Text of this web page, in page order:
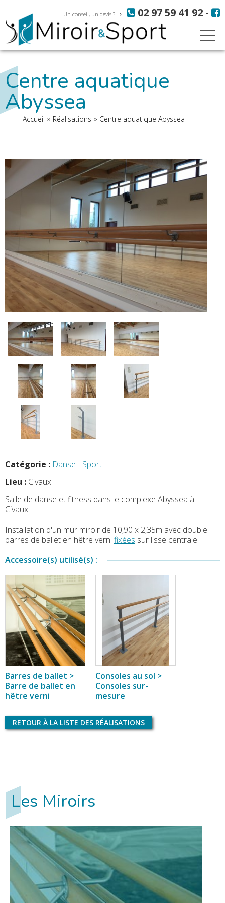
contenu
principal
Un conseil, un devis ? 02 97 59 41 92 -
Centre aquatique
Abyssea
Fil
Accueil Réalisations Centre aquatique Abyssea
Catégorie : Danse - Sport
Lieu : Civaux
Salle de danse et fitness dans le complexe Abyssea à
Civaux.
Installation d'un mur miroir de 10,90 x 2,35m avec double
barres de ballet en hêtre vernifixées sur lisse centrale.
Accessoire(s) utilisé(s) :
Barres de ballet >
Barre de ballet en
hêtre verni
Consoles au sol >
Consoles sur-
mesure
RETOUR À LA LISTE DES RÉALISATIONS
Les Miroirs